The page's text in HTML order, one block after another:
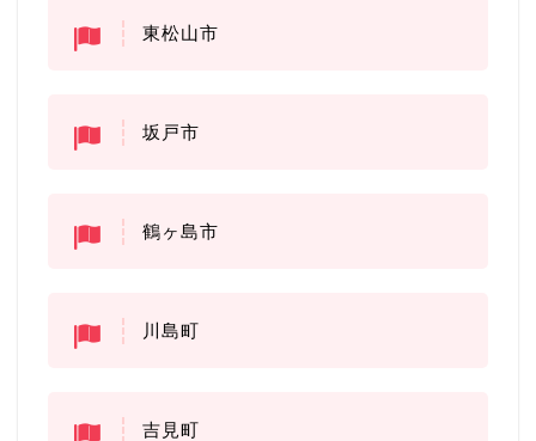
東松山市
坂戸市
鶴ヶ島市
川島町
吉見町